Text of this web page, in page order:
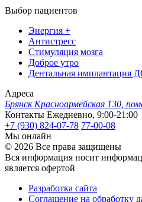
Выбор пациентов
Энергия +
Антистресс
Стимуляция мозга
Доброе утро
Дентальная имплантация
Адреса
Брянск Красноармейская 130,
Контакты Ежедневно, 9:00-21:00
+7 (930) 824-07-78 77-00-08
Мы онлайн
© 2026 Все права защищены
Вся информация носит
является офертой
Разработка сайта
Соглашение на обработку